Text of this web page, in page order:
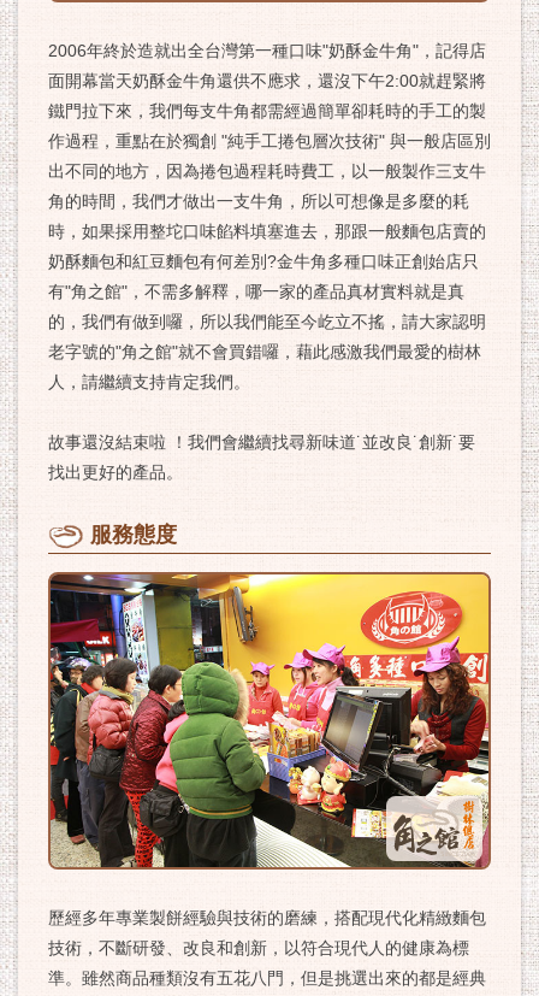
2006年終於造就出全台灣第一種口味"奶酥金牛角"，記得店
面開幕當天奶酥金牛角還供不應求，還沒下午2:00就趕緊將
鐵門拉下來，我們每支牛角都需經過簡單卻耗時的手工的製
作過程，重點在於獨創 "純手工捲包層次技術" 與一般店區別
出不同的地方，因為捲包過程耗時費工，以一般製作三支牛
角的時間，我們才做出一支牛角，所以可想像是多麼的耗
時，如果採用整坨口味餡料填塞進去，那跟一般麵包店賣的
奶酥麵包和紅豆麵包有何差別?金牛角多種口味正創始店只
有"角之館"，不需多解釋，哪一家的產品真材實料就是真
的，我們有做到囉，所以我們能至今屹立不搖，請大家認明
老字號的"角之館"就不會買錯囉，藉此感激我們最愛的樹林
人，請繼續支持肯定我們。
故事還沒結束啦 ！我們會繼續找尋新味道˙並改良˙創新˙要
找出更好的產品。
服務態度
歷經多年專業製餅經驗與技術的磨練，搭配現代化精緻麵包
技術，不斷研發、改良和創新，以符合現代人的健康為標
準。雖然商品種類沒有五花八門，但是挑選出來的都是經典